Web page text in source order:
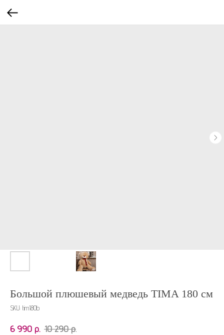
Большой плюшевый медведь TIMA 180 см
SKU: tim180b
6 990 р. 10 290 р.